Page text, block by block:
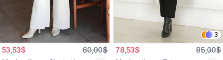
53,53$ 60,00$
3
78,53$ 85,00$